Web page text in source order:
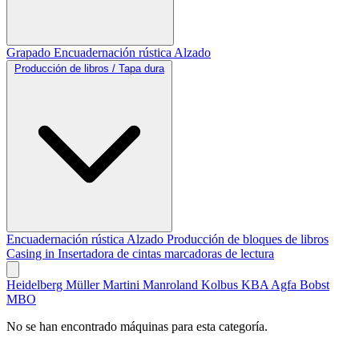
Grapado Encuadernación rústica Alzado
Producción de libros / Tapa dura
Encuadernación rústica Alzado Producción de bloques de libros
Casing in Insertadora de cintas marcadoras de lectura
Heidelberg Müller Martini Manroland Kolbus KBA Agfa Bobst
MBO
No se han encontrado máquinas para esta categoría.